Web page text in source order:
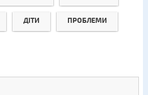
ДІТИ ПРОБЛЕМИ